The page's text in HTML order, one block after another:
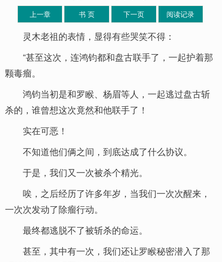
上一章 书 页 下一页 阅读记录
灵木老祖的表情，显得有些哭笑不得：
“甚至这次，连鸿钧都和盘古联手了，一起护着那
颗毒瘤。
鸿钧当初是和罗睺、杨眉等人，一起逃过盘古斩
杀的，谁曾想这次竟然和他联手了！
实在可恶！
不知道他们俩之间，到底达成了什么协议。
于是，我们又一次被杀个精光。
唉，之后经历了许多年岁，当我们一次次醒来，
一次次发动了除瘤行动。
最终都逃脱不了被斩杀的命运。
甚至，其中有一次，我们还让罗睺秘密潜入了那